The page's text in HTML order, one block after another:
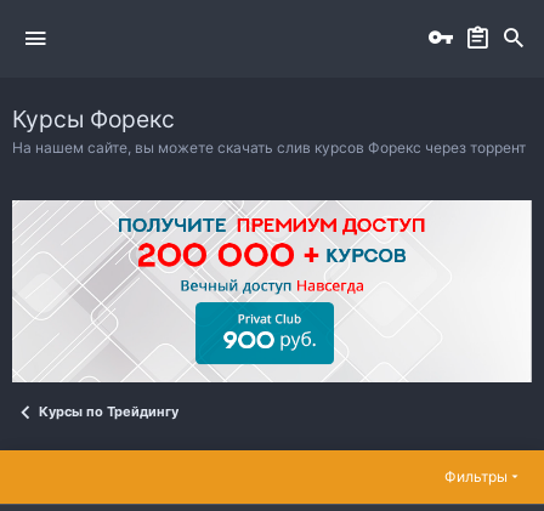
Курсы Форекс
На нашем сайте, вы можете скачать слив курсов Форекс через торрент
Курсы по Трейдингу
Фильтры